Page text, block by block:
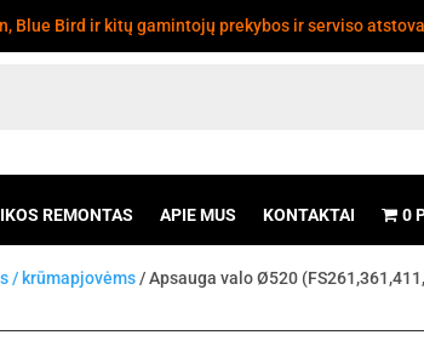
Blue Bird ir kitų gamintojų prekybos ir serviso
REMONTAS APIE MUS KONTAKTAI 0
/ krūmapjovėms / Apsauga valo Ø520